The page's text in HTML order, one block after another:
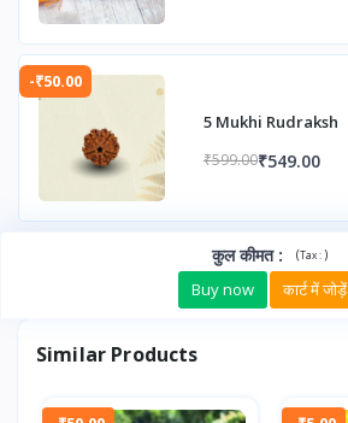
-₹50.00
5 Mukhi Rudraksh
₹599.00₹549.00
कुल कीमत: (Tax :)
Buy now कार्ट में जोड़ें
Similar Products